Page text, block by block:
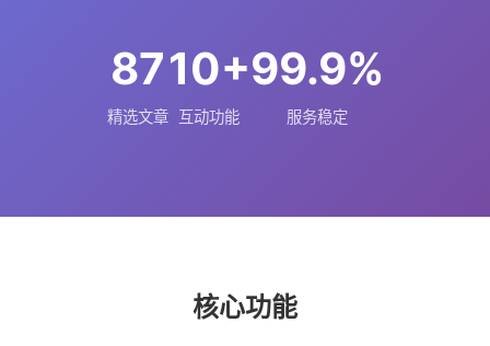
87
精选文章
10+
互动功能
99.9%
服务稳定
核心功能